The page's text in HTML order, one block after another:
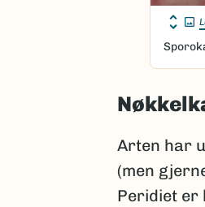
Arten har
(men
Peridiet er